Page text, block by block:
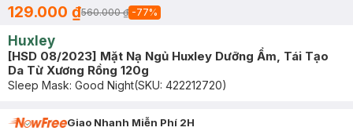
129.000 ₫560.000 ₫ -77%
Huxley
[HSD 08/2023] Mặt Nạ Ngủ Huxley Dưỡng Ẩm, Tái Tạo
Da Từ Xương Rồng 120g
Sleep Mask: Good Night(SKU: 422212720)
Giao Nhanh Miễn Phí 2H